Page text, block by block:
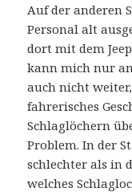
Auf der anderen
Personal alt
dort mit dem
kann mich nur
auch nicht
fahrerisches
Schlaglöchern
Problem. In der
schlechter als in
welches